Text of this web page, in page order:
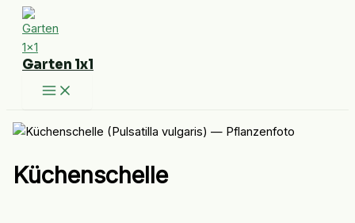
Zum
Inhalt
springen
Garten 1x1
Küchenschelle